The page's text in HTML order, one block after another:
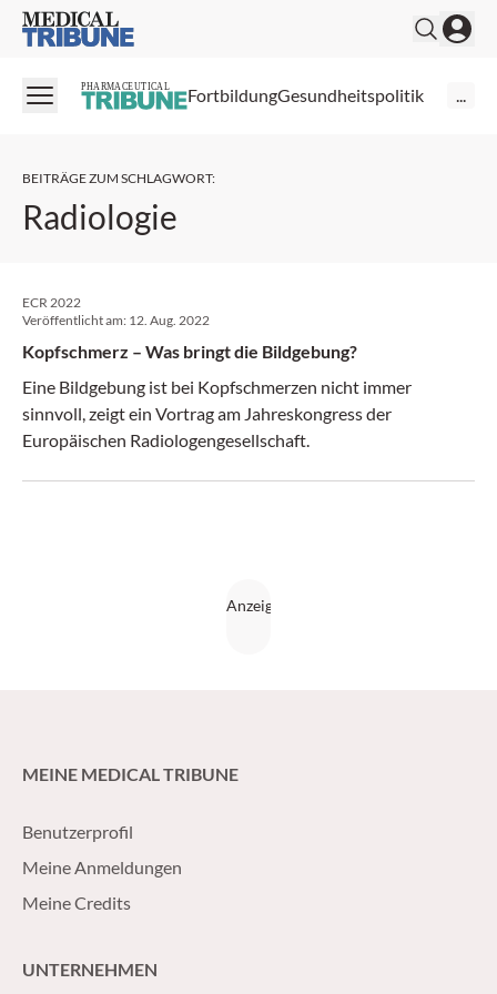
Medical Tribune
PHARMACEUTICAL FortbildungGesundheitspolitik ...
BEITRÄGE ZUM SCHLAGWORT:
Radiologie
ECR 2022
Veröffentlicht am: 12. Aug. 2022
Kopfschmerz – Was bringt die Bildgebung?
Eine Bildgebung ist bei Kopfschmerzen nicht immer
sinnvoll, zeigt ein Vortrag am Jahreskongress der
Europäischen Radiologengesellschaft.
MEINE MEDICAL TRIBUNE
Benutzerprofil
Meine Anmeldungen
Meine Credits
UNTERNEHMEN